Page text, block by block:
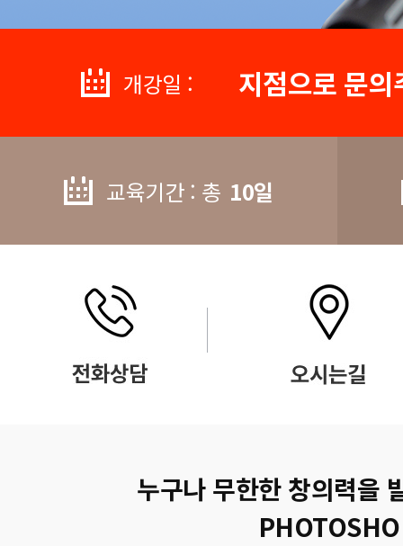
개강일 : 지점으로 문
교육기간 : 총 10일
누구나 무한한 창의력을